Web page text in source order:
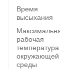
Время
высыхания
рабочая
температура
окружающей
среды